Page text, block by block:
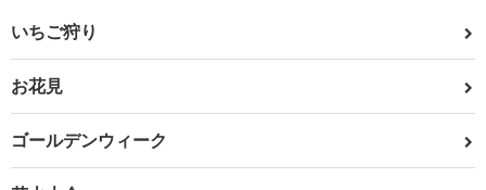
いちご狩り
お花見
ゴールデンウィーク